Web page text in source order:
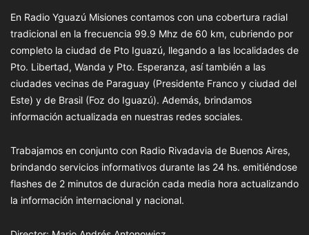
En Radio Yguazú Misiones contamos con una cobertura radial
tradicional en la frecuencia 99.9 Mhz de 60 km, cubriendo por
completo la ciudad de Pto Iguazú, llegando a las localidades de
Pto. Libertad, Wanda y Pto. Esperanza, así también a las
ciudades vecinas de Paraguay (Presidente Franco y ciudad del
Este) y de Brasil (Foz do Iguazú). Además, brindamos
información actualizada en nuestras redes sociales.
Trabajamos en conjunto con Radio Rivadavia de Buenos Aires,
brindando servicios informativos durante las 24 hs. emitiéndose
flashes de 2 minutos de duración cada media hora actualizando
la información internacional y nacional.